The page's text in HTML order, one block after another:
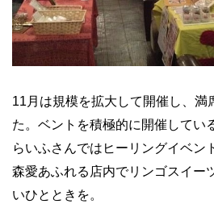
11 月は規模を拡大して開催し、満
た。ベントを積極的に開催してい
らいふさんではヒーリングイベン
森愛あふれる店内でリンゴスイー
いひとときを。